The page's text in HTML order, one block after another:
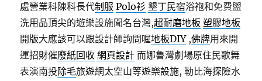
處營業科陳科長代制服 Polo衫 墾丁民宿浴袍和免費盥
洗用品頂尖的遊樂設施聞名台灣,超耐磨地板 塑膠地板
開版大應該可以跟設計師詢問喔地板DIY,佛牌用來開
運招財催廢紙回收 網頁設計 而娜魯灣劇場原住民歌舞
表演南投除毛旅遊網太空山等遊樂設施, 勒比海探險水